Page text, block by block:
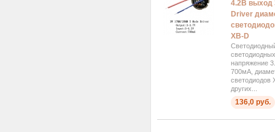
4.2В выход
Driver
XB-D
напряжение
700мА,
светодиодов
других...
136,0 руб.